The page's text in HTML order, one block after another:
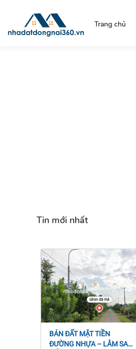
Trang chủ
Tin mới nhất
BÁN ĐẤT MẶT TIỀN
ĐƯỜNG NHỰA – LÂM SAN